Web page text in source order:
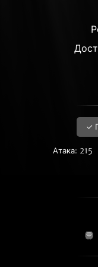
✓
Атака: 215